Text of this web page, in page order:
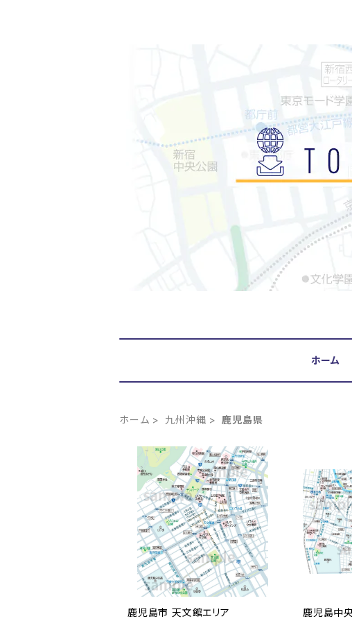
ホーム
ホーム 九州沖縄 鹿児島県
鹿児島市 天文館エリア 鹿児島中